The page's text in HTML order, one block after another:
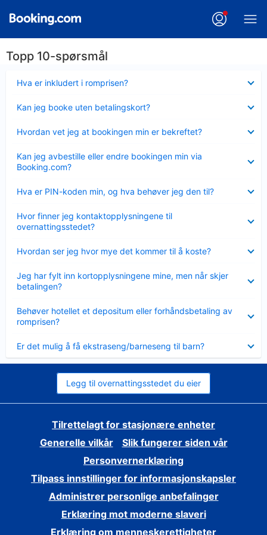
Topp 10-spørsmål
Hva er inkludert i romprisen?
mindre
Kan jeg booke uten betalingskort?
mindre
Hvordan vet jeg at bookingen min er bekreftet?
mindre
Kan jeg avbestille eller endre bookingen min via
Booking.com?
mindre
Hva er PIN-koden min, og hva behøver jeg den til?
mindre
Hvor finner jeg kontaktopplysningene til
overnattingsstedet?
mindre
Hvordan ser jeg hvor mye det kommer til å koste?
mindre
Jeg har fylt inn kortopplysningene mine, men når skjer
betalingen?
mindre
Behøver hotellet et depositum eller forhåndsbetaling av
romprisen?
mindre
Er det mulig å få ekstraseng/barneseng til barn?
mindre
Legg til overnattingsstedet du eier
Tilrettelagt for stasjonære enheter
Generelle vilkår
Slik fungerer siden vår
Personvernerklæring
Tilpass innstillinger for informasjonskapsler
Administrer personlige anbefalinger
Erklæring mot moderne slaveri
Erklæring om menneskerettigheter